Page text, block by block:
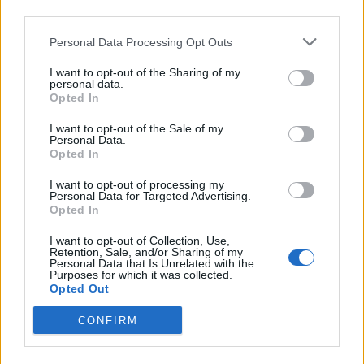
Personal Data Processing Opt Outs
I want to opt-out of the Sharing of my
personal data.
Opted In
I want to opt-out of the Sale of my
Personal Data.
Opted In
I want to opt-out of processing my
Personal Data for Targeted Advertising.
Opted In
I want to opt-out of Collection, Use,
Retention, Sale, and/or Sharing of my
Personal Data that Is Unrelated with the
Purposes for which it was collected.
Opted Out
CONFIRM
Inutilizzato 5 - 16
Scarica riepilogo
stagionale
Scarica
Giornata Voto FV Entrato Uscito
WES-CHE
2 NOT-WES
3 WES-TOT